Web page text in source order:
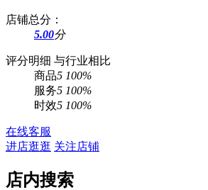
店铺总分：
5.00分
评分明细 与行业相比
商品5 100%
服务5 100%
时效5 100%
在线客服
进店逛逛 关注店铺
店内搜索